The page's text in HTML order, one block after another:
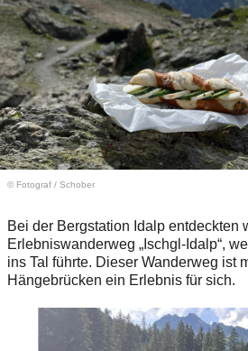
© Fotograf / Schober
Bei der Bergstation Idalp entdeckten
Erlebniswanderweg „Ischgl-Idalp“,
ins Tal führte. Dieser Wanderweg ist
Hängebrücken ein Erlebnis für sich.